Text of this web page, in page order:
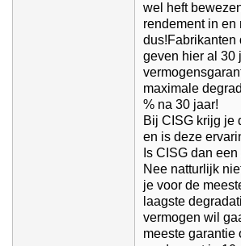
wel heft
rendement in en
dus!Fabrikanten
geven hier al 30
maximale
% na 30 jaar!
Bij CISG krijg je
en is deze
Is CISG dan
Nee natturlijk
je voor de
laagste
vermogen wil
meeste garantie